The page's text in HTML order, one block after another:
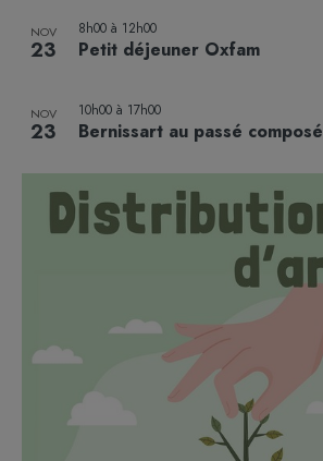
in
Photo
NOV
23 Petit déjeuner Oxfam
8h00 à 12h00
NOV
23 Bernissart au passé composé
10h00 à 17h00